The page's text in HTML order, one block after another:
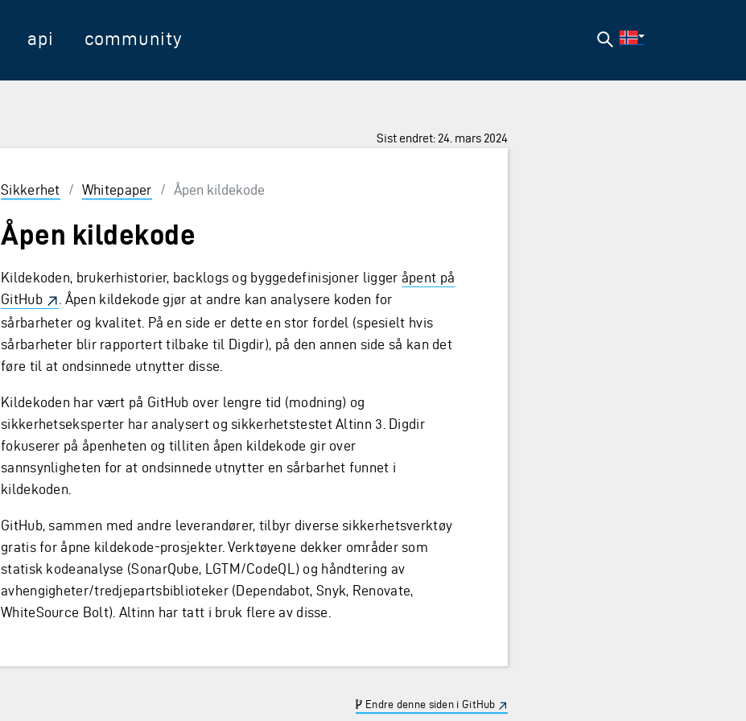
api community Søk
Sist endret: 24. mars 2024
Sikkerhet / Whitepaper / Åpen kildekode
Åpen kildekode
Kildekoden, brukerhistorier, backlogs og byggedefinisjoner ligger åpent på
GitHub
. Åpen kildekode gjør at andre kan analysere koden for
sårbarheter og kvalitet. På en side er dette en stor fordel (spesielt hvis
sårbarheter blir rapportert tilbake til Digdir), på den annen side så kan det
føre til at ondsinnede utnytter disse.
Kildekoden har vært på GitHub over lengre tid (modning) og
sikkerhetseksperter har analysert og sikkerhetstestet Altinn 3. Digdir
fokuserer på åpenheten og tilliten åpen kildekode gir over
sannsynligheten for at ondsinnede utnytter en sårbarhet funnet i
kildekoden.
GitHub, sammen med andre leverandører, tilbyr diverse sikkerhetsverktøy
gratis for åpne kildekode-prosjekter. Verktøyene dekker områder som
statisk kodeanalyse (SonarQube, LGTM/CodeQL) og håndtering av
avhengigheter/tredjepartsbiblioteker (Dependabot, Snyk, Renovate,
WhiteSource Bolt). Altinn har tatt i bruk flere av disse.
Endre denne siden i GitHub